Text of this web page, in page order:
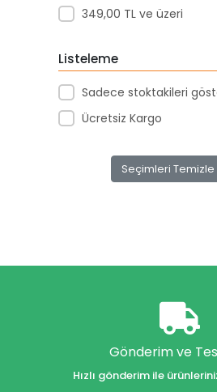
İnceleme Araştırma
Şiir & Anı (Hatırat)
349,00 TL ve üzeri
Listeleme
Sadece stoktakileri
Ücretsiz Kargo
Seçimleri Temizle
Gönderim ve
Hızlı gönderim ile